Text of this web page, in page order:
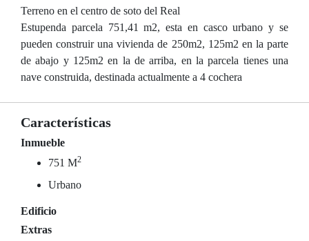
Terreno en el centro de soto del Real
Estupenda parcela 751,41 m2, esta en casco urbano y se
pueden construir una vivienda de 250m2, 125m2 en la parte
de abajo y 125m2 en la de arriba, en la parcela tienes una
nave construida, destinada actualmente a 4 cochera
Características
Inmueble
751 M2
Urbano
Edificio
Extras